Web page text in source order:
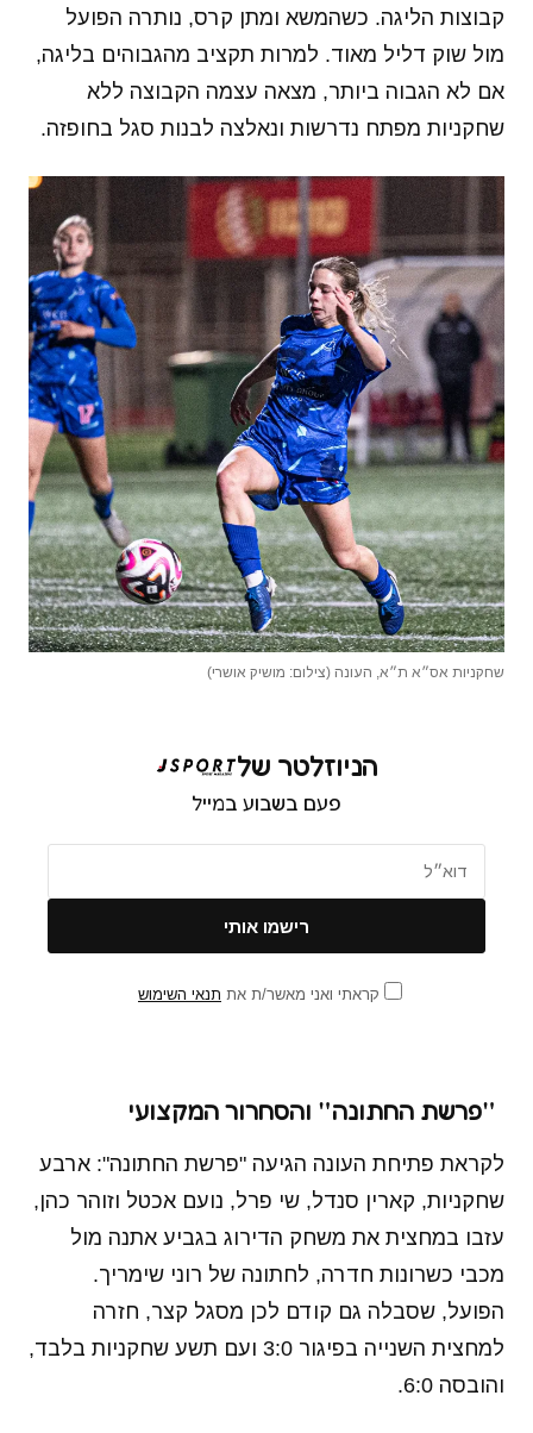
קבוצות הליגה. כשהמשא ומתן קרס, נותרה הפועל
מול שוק דליל מאוד. למרות תקציב מהגבוהים בליגה,
אם לא הגבוה ביותר, מצאה עצמה הקבוצה ללא
שחקניות מפתח נדרשות ונאלצה לבנות סגל בחופזה.
שחקניות אס״א ת״א, העונה (צילום: מושיק אושרי)
הניוזלטר של
פעם בשבוע במייל
קראתי ואני מאשר/ת את תנאי השימוש
"פרשת החתונה" והסחרור המקצועי
לקראת פתיחת העונה הגיעה "פרשת החתונה": ארבע
שחקניות, קארין סנדל, שי פרל, נועם אכטל וזוהר כהן,
עזבו במחצית את משחק הדירוג בגביע אתנה מול
מכבי כשרונות חדרה, לחתונה של רוני שימריך.
הפועל, שסבלה גם קודם לכן מסגל קצר, חזרה
למחצית השנייה בפיגור 3:0 ועם תשע שחקניות בלבד,
והובסה 6:0.